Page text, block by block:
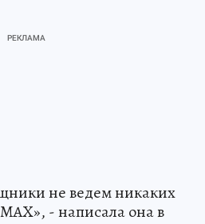
не ведем никаких
- написала она в